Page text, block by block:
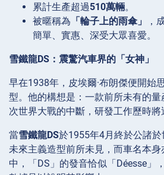
累計生產超過510萬輛。
被暱稱為 「輪子上的雨傘」
，
簡單、實惠、深受大眾喜愛。
雪鐵龍DS：震驚汽車界的「女神」
早在1938年，皮埃爾·布朗傑便開始
型。他的構想是：一款前所未有的
次世界大戰的中斷，研發工作歷時將
當雪鐵龍DS於1955年4月終於公諸
未來主義造型前所未見，而車名本
中，「DS」的發音恰似「Déesse」